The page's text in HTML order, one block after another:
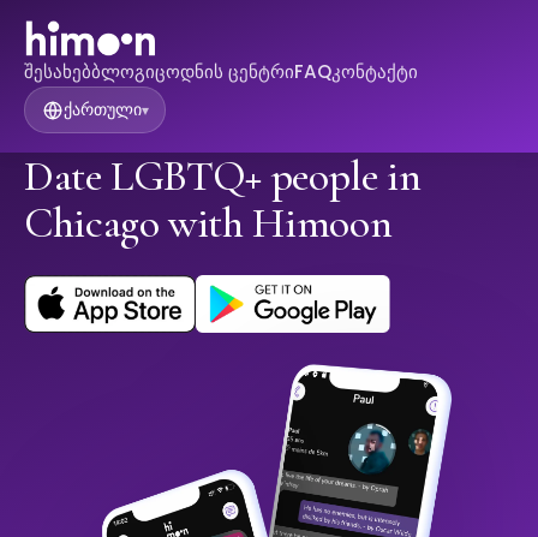
შესახებბლოგიცოდნის ცენტრიFAQკონტაქტი
ქართული▾
Date LGBTQ+ people in
Chicago with Himoon